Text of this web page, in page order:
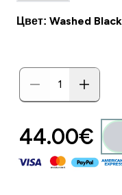
Цвет: Washed Black
44.00€‎